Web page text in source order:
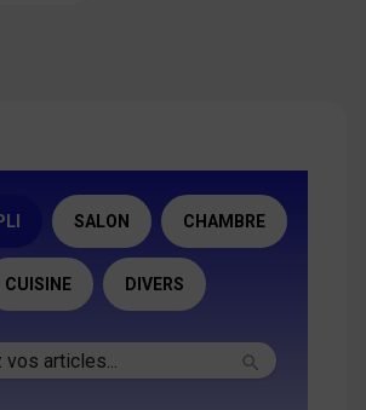
SALON CHAMBRE
CUISINE DIVERS